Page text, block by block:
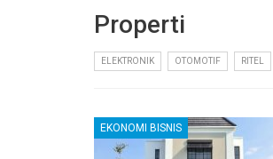
Properti
ELEKTRONIK OTOMOTIF RITEL
EKONOMI BISNIS